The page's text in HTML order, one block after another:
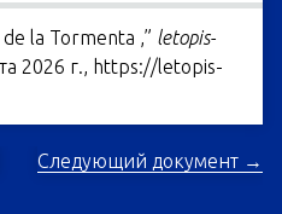
la Tormenta ,” letopis-
2026 г., https://letopis-
Следующий документ →